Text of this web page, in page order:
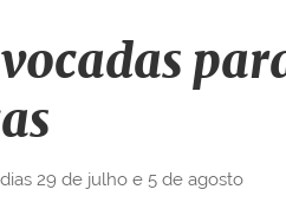
29 de julho e 5 de agosto